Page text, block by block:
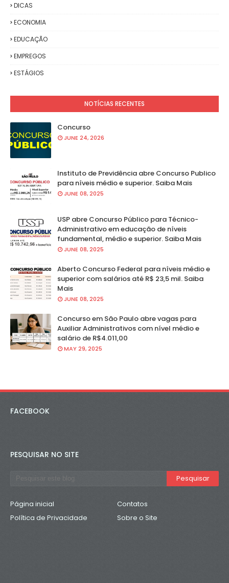
DICAS
ECONOMIA
EDUCAÇÃO
EMPREGOS
ESTÁGIOS
NOTÍCIAS RECENTES
Concurso
JUNE 24, 2026
Instituto de Previdência abre Concurso Publico
para níveis médio e superior. Saiba Mais
JUNE 08, 2025
USP abre Concurso Público para Técnico-
Administrativo em educação de níveis
fundamental, médio e superior. Saiba Mais
JUNE 08, 2025
Aberto Concurso Federal para níveis médio e
superior com salários até R$ 23,5 mil. Saiba
Mais
JUNE 08, 2025
Concurso em São Paulo abre vagas para
Auxiliar Administrativos com nível médio e
salário de R$4.011,00
MAY 29, 2025
FACEBOOK
PESQUISAR NO SITE
Página inicial
Contatos
Política de Privacidade
Sobre o Site